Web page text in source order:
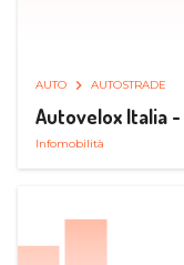
AUTO AUTOSTRADE
Autovelox Italia
Infomobilità